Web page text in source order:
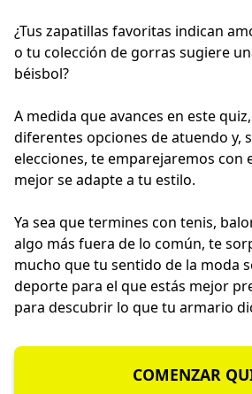
¿Tus zapatillas favoritas indican
o tu colección de gorras sugiere
béisbol?
A medida que avances en este
diferentes opciones de atuendo y,
elecciones, te emparejaremos con
mejor se adapte a tu estilo.
Ya sea que termines con tenis,
algo más fuera de lo común, te
mucho que tu sentido de la moda
deporte para el que estás mejor
para descubrir lo que tu armario
COMENZAR